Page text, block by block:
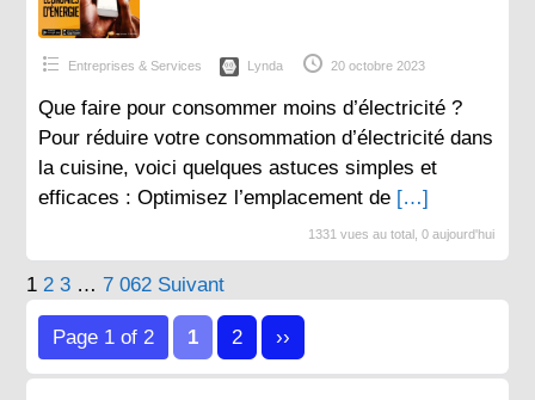
Entreprises & Services Lynda 20 octobre 2023
Que faire pour consommer moins d’électricité ?
Pour réduire votre consommation d’électricité dans
la cuisine, voici quelques astuces simples et
efficaces : Optimisez l’emplacement de […]
1331 vues au total, 0 aujourd'hui
Pagination
des
publications
1 2 3 … 7 062 Suivant
Page 1 of 2 1 2 ››